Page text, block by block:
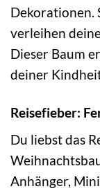
Dekorationen.
verleihen
Dieser Baum
deiner
Reisefieber:
Du liebst das
Anhänger,